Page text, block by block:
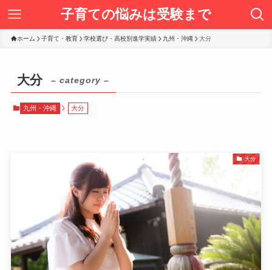
子育ての悩みは受験まで
ホーム 子育て・教育 学校選び・高校別進学実績 九州・沖縄 大分
大分 – category –
九州・沖縄 大分
大分